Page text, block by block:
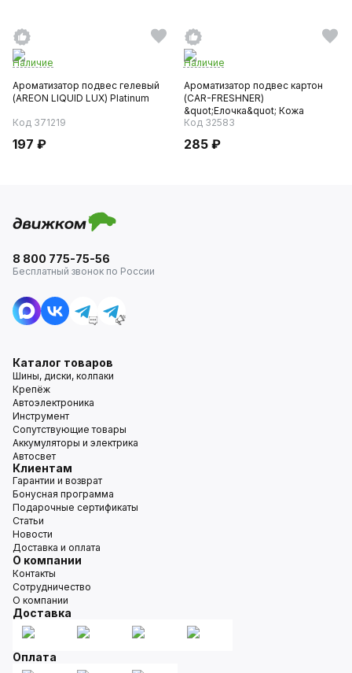
Наличие
Ароматизатор подвес гелевый
(AREON LIQUID LUX) Platinum
Код 371219
197 ₽
Наличие
Ароматизатор подвес картон
(CAR-FRESHNER)
&quot;Елочка&quot; Кожа
Код 32583
285 ₽
8 800 775-75-56
Бесплатный звонок по России
Каталог товаров
Шины, диски, колпаки
Крепёж
Автоэлектроника
Инструмент
Сопутствующие товары
Аккумуляторы и электрика
Автосвет
Клиентам
Гарантии и возврат
Бонусная программа
Подарочные сертификаты
Статьи
Новости
Доставка и оплата
О компании
Контакты
Сотрудничество
О компании
Доставка
Оплата